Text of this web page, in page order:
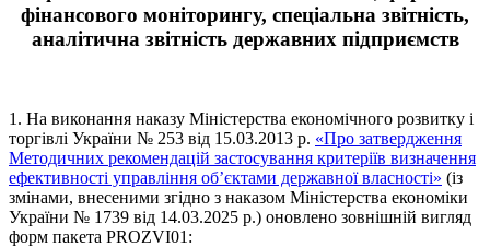
фінансового моніторингу, спеціальна звітність,
аналітична звітність державних підприємств
1. На виконання наказу Міністерства економічного розвитку і
торгівлі України № 253 від 15.03.2013 р. «Про затвердження
Методичних рекомендацій застосування критеріїв визначення
ефективності управління об’єктами державної власності» (із
змінами, внесеними згідно з наказом Міністерства економіки
України № 1739 від 14.03.2025 р.) оновлено зовнішній вигляд
форм пакета PROZVI01: